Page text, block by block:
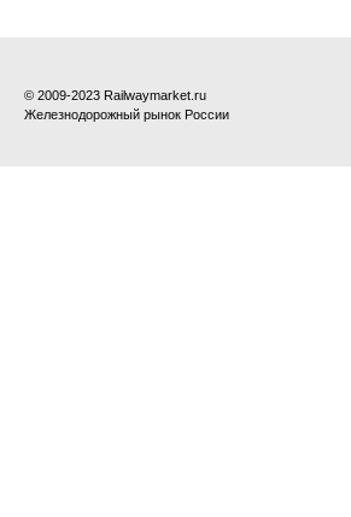
© 2009-2023 Railwaymarket.ru
Железнодорожный рынок России